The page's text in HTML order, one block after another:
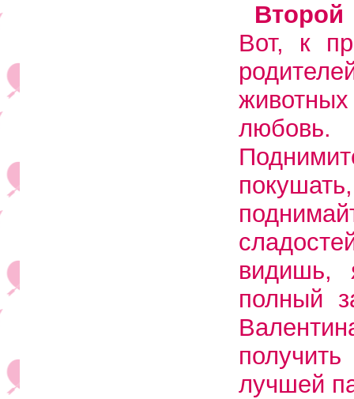
Вот, к
видишь,
полный
лучшей